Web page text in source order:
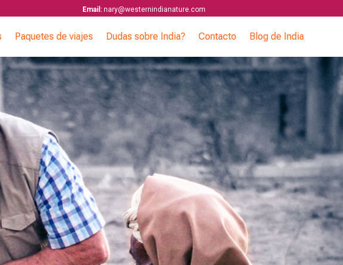
Email: nary@westernindianature.com
Paquetes de viajes Dudas sobre India? Contacto Blog de India